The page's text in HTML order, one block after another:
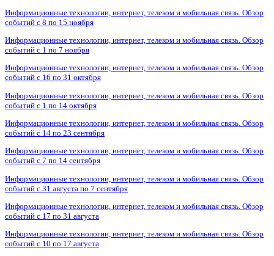
Информационные технологии, интернет, телеком и мобильная связь. Обзор
событий с 8 по 15 ноября
Информационные технологии, интернет, телеком и мобильная связь. Обзор
событий с 1 по 7 ноября
Информационные технологии, интернет, телеком и мобильная связь. Обзор
событий с 16 по 31 октября
Информационные технологии, интернет, телеком и мобильная связь. Обзор
событий с 1 по 14 октября
Информационные технологии, интернет, телеком и мобильная связь. Обзор
событий с 14 по 23 сентября
Информационные технологии, интернет, телеком и мобильная связь. Обзор
событий с 7 по 14 сентября
Информационные технологии, интернет, телеком и мобильная связь. Обзор
событий с 31 августа по 7 сентября
Информационные технологии, интернет, телеком и мобильная связь. Обзор
событий с 17 по 31 августа
Информационные технологии, интернет, телеком и мобильная связь. Обзор
событий с 10 по 17 августа